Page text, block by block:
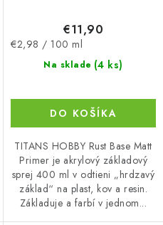
Na sklade (4 ks)
€11,90
Jednotková
€2,98 / 100 ml
DO KOŠÍKA
TITANS HOBBY Rust Base Matt
Primer je akrylový základový
sprej 400 ml v odtieni „hrdzavý
základ“ na plast, kov a resin.
Základuje a farbí v jednom...